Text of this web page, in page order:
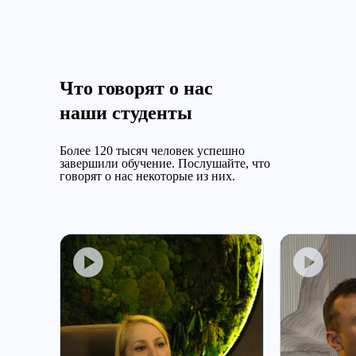
Что говорят о нас
наши студенты
Более 120 тысяч человек успешно
завершили обучение. Послушайте, что
говорят о нас некоторые из них.